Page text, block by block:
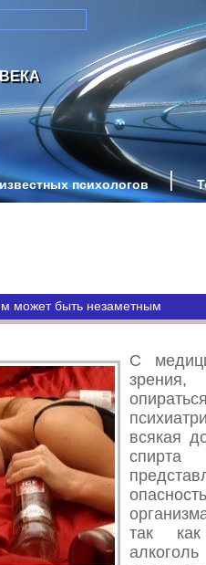
психологов
может быть незаметным
С
всякая
так как